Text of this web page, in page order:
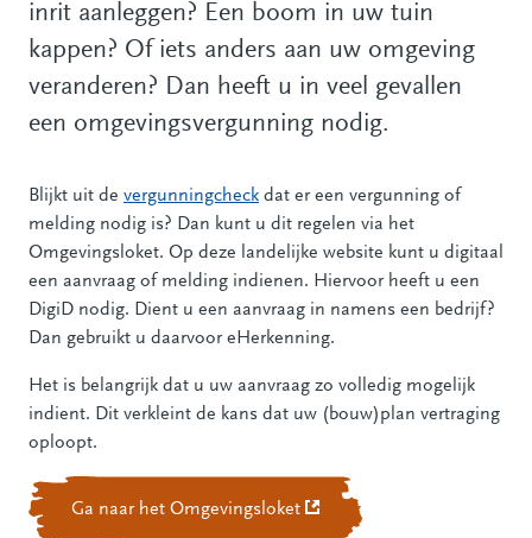
inrit aanleggen? Een boom in uw tuin
kappen? Of iets anders aan uw omgeving
veranderen? Dan heeft u in veel gevallen
een omgevingsvergunning nodig.
Blijkt uit de vergunningcheck dat er een vergunning of
melding nodig is? Dan kunt u dit regelen via het
Omgevingsloket. Op deze landelijke website kunt u digitaal
een aanvraag of melding indienen. Hiervoor heeft u een
DigiD nodig. Dient u een aanvraag in namens een bedrijf?
Dan gebruikt u daarvoor eHerkenning.
Het is belangrijk dat u uw aanvraag zo volledig mogelijk
indient. Dit verkleint de kans dat uw (bouw)plan vertraging
oploopt.
Ga naar het Omgevingsloket (Deze link gaat naar een